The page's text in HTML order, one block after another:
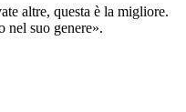
altre, questa è la migliore.
nel suo genere».